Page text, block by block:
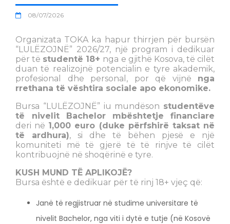
08/07/2026
Organizata TOKA ka hapur thirrjen për bursën
“LULËZOJNË” 2026/27, një program i dedikuar
për të studentë 18+ nga e gjithë Kosova, të cilët
duan të realizojnë potencialin e tyre akademik,
profesional dhe personal, por që vijnë nga
rrethana të vështira sociale apo ekonomike.
Bursa “LULËZOJNË” iu mundëson studentëve
të nivelit Bachelor
mbështetje financiare
deri në 1,000 euro (duke përfshirë taksat në
të ardhura), si dhe të bëhen pjesë e një
komuniteti më të gjerë të të rinjve të cilët
kontribuojnë në shoqërinë e tyre.
KUSH MUND TË APLIKOJË?
Bursa është e dedikuar për të rinj 18+ vjeç që:
Janë të regjistruar në studime universitare të
nivelit Bachelor, nga viti i dytë e tutje (në Kosovë